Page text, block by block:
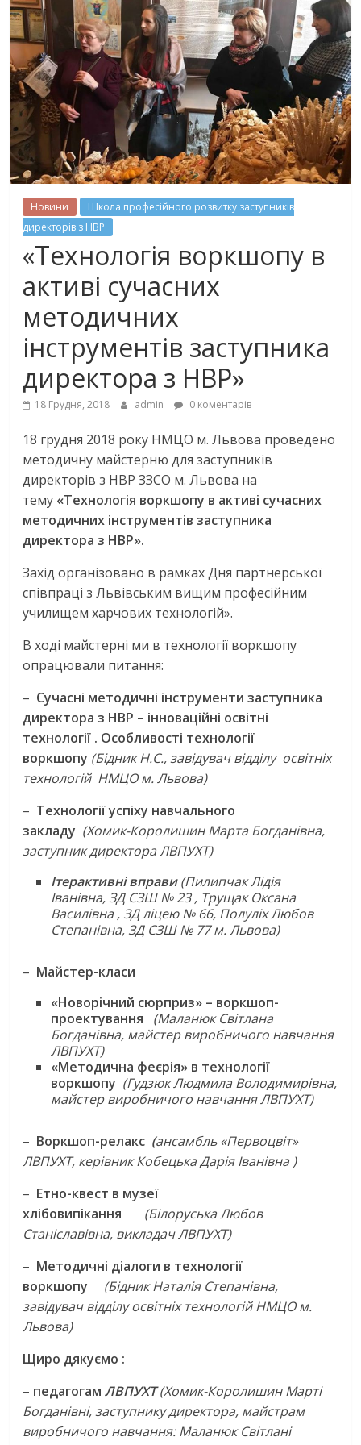
Новини
Школа професійного розвитку заступників
директорів з НВР
«Технологія воркшопу в
активі сучасних
методичних
інструментів заступника
директора з НВР»
18 Грудня, 2018 admin 0 коментарів
18 грудня 2018 року НМЦО м. Львова проведено
методичну майстерню для заступників
директорів з НВР ЗЗСО м. Львова на
тему «Технологія воркшопу в активі сучасних
методичних інструментів заступника
директора з НВР».
Захід організовано в рамках Дня партнерської
співпраці з Львівським вищим професійним
училищем харчових технологій».
В ході майстерні ми в технології воркшопу
опрацювали питання:
– Сучасні методичні інструменти заступника
директора з НВР – інноваційні освітні
технології . Особливості технології
воркшопу (Бідник Н.С., завідувач відділу освітніх
технологій НМЦО м. Львова)
– Технології успіху навчального
закладу (Хомик-Королишин Марта Богданівна,
заступник директора ЛВПУХТ)
Ітерактивні вправи(Пилипчак Лідія
Іванівна, ЗД СЗШ № 23 , Трущак Оксана
Василівна , ЗД ліцею № 66, Полуліх Любов
Степанівна, ЗД СЗШ № 77 м. Львова)
– Майстер-класи
«Новорічний сюрприз» – воркшоп-
проектування (Маланюк Світлана
Богданівна, майстер виробничого навчання
ЛВПУХТ)
«Методична феєрія» в технології
воркшопу (Гудзюк Людмила Володимирівна,
майстер виробничого навчання ЛВПУХТ)
– Воркшоп-релакс (ансамбль «Первоцвіт»
ЛВПУХТ, керівник Кобецька Дарія Іванівна )
– Етно-квест в музеї
хлібовипікання (Білоруська Любов
Станіславівна, викладач ЛВПУХТ)
– Методичні діалоги в технології
воркшопу (Бідник Наталія Степанівна,
завідувач відділу освітніх технологій НМЦО м.
Львова)
Щиро дякуємо :
– педагогамЛВПУХТ(Хомик-Королишин Марті
Богданівні, заступнику директора, майстрам
виробничого навчання: Маланюк Світлані